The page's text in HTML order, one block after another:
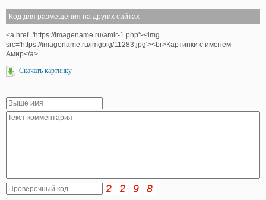
Код для размещения на других сайтах
<a href='https://imagename.ru/amir-1.php'><img
src='https://imagename.ru/imgbig/11283.jpg'><br>Картинки с именем
Амир</a>
Скачать картинку